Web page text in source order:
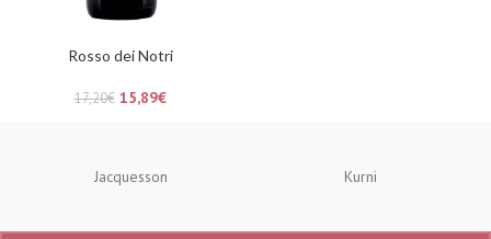
Rosso dei Notri
17,20€ 15,89€
Jacquesson Kurni